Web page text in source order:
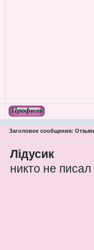
Заголовок сообщения:
Лідусик
никто не